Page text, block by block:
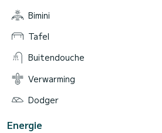
Bimini
Tafel
Buitendouche
Verwarming
Dodger
Energie